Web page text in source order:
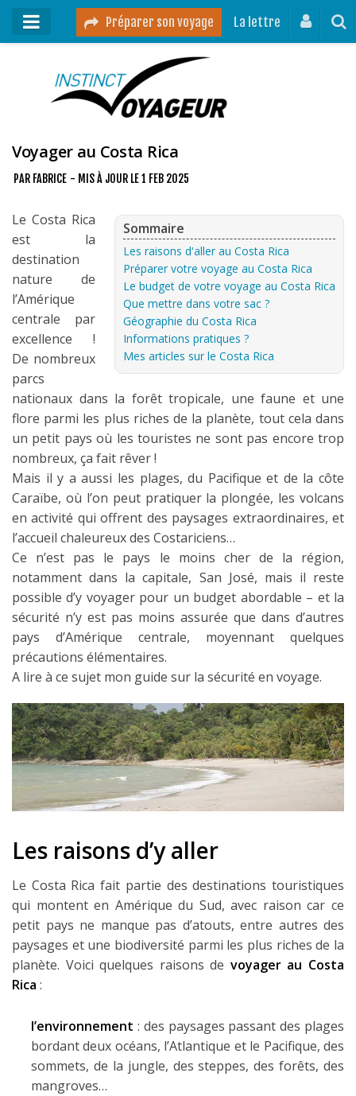
Préparer son voyage La lettre
Mon podcast
Destinations
Mes ressources pour voyager
A propos
Contact
Mon journal de bord sur Instagram
Blog voyage
Les derniers articles
Podcast
Préparer son voyage
LA LETTRE
Outils pour voyageur
Sites utiles
Réserver un vol !
Le logement en voyage
Assurance voyage !
LA carte bancaire
Louer une voiture !
Mes guides voyage
Voyager au Costa Rica
PAR FABRICE - MIS À JOUR LE1 FEB 2025
Sommaire
Les raisons d'aller au Costa Rica
Préparer votre voyage au Costa Rica
Le budget de votre voyage au Costa Rica
Que mettre dans votre sac ?
Géographie du Costa Rica
Informations pratiques ?
Mes articles sur le Costa Rica
Le Costa Rica
est la
destination
nature de
l’Amérique
centrale par
excellence !
De nombreux
parcs
nationaux dans la forêt tropicale, une faune et une
flore parmi les plus riches de la planète, tout cela dans
un petit pays où les touristes ne sont pas encore trop
nombreux, ça fait rêver !
Mais il y a aussi les plages, du Pacifique et de la côte
Caraïbe, où l’on peut pratiquer la plongée, les volcans
en activité qui offrent des paysages extraordinaires, et
l’accueil chaleureux des Costariciens…
Ce n’est pas le pays le moins cher de la région,
notamment dans la capitale, San José, mais il reste
possible d’y voyager pour un budget abordable – et la
sécurité n’y est pas moins assurée que dans d’autres
pays d’Amérique centrale, moyennant quelques
précautions élémentaires.
A lire à ce sujet mon guide sur la sécurité en voyage.
Les raisons d’y aller
Le Costa Rica fait partie des destinations touristiques
qui montent en Amérique du Sud, avec raison car ce
petit pays ne manque pas d’atouts, entre autres des
paysages et une biodiversité parmi les plus riches de la
planète. Voici quelques raisons de voyager au Costa
Rica :
l’environnement : des paysages passant des plages
bordant deux océans, l’Atlantique et le Pacifique, des
sommets, de la jungle, des steppes, des forêts, des
mangroves…